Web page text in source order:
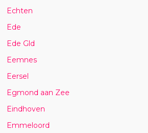
Echten
Ede
Ede Gld
Eemnes
Eersel
Egmond aan Zee
Eindhoven
Emmeloord